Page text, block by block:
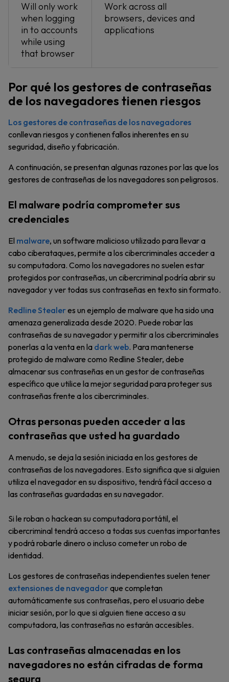
Will only work
when logging
in to accounts
while using
that browser
Work across all
browsers, devices and
applications
Por qué los gestores de contraseñas
de los navegadores tienen riesgos
Los gestores de contraseñas de los navegadores
conllevan riesgos y contienen fallos inherentes en su
seguridad, diseño y fabricación.
A continuación, se presentan algunas razones por las que los
gestores de contraseñas de los navegadores son peligrosos.
El malware podría comprometer sus
credenciales
El malware, un software malicioso utilizado para llevar a
cabo ciberataques, permite a los cibercriminales acceder a
su computadora. Como los navegadores no suelen estar
protegidos por contraseñas, un cibercriminal podría abrir su
navegador y ver todas sus contraseñas en texto sin formato.
Redline Stealeres un ejemplo de malware que ha sido una
amenaza generalizada desde 2020. Puede robar las
contraseñas de su navegador y permitir a los cibercriminales
ponerlas a la venta en la dark web. Para mantenerse
protegido de malware como Redline Stealer, debe
almacenar sus contraseñas en un gestor de contraseñas
específico que utilice la mejor seguridad para proteger sus
contraseñas frente a los cibercriminales.
Otras personas pueden acceder a las
contraseñas que usted ha guardado
A menudo, se deja la sesión iniciada en los gestores de
contraseñas de los navegadores. Esto significa que si alguien
utiliza el navegador en su dispositivo, tendrá fácil acceso a
las contraseñas guardadas en su navegador.
Si le roban o hackean su computadora portátil, el
cibercriminal tendrá acceso a todas sus cuentas importantes
y podrá robarle dinero o incluso cometer un robo de
identidad.
Los gestores de contraseñas independientes suelen tener
extensiones de navegadorque completan
automáticamente sus contraseñas, pero el usuario debe
iniciar sesión, por lo que si alguien tiene acceso a su
computadora, las contraseñas no estarán accesibles.
Las contraseñas almacenadas en los
navegadores no están cifradas de forma
segura